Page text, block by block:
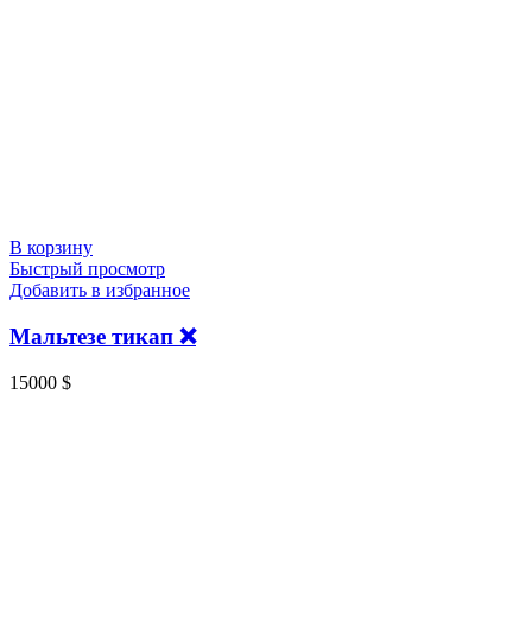
В корзину
Быстрый просмотр
Добавить в избранное
Мальтезе тикап ❌
15000 $